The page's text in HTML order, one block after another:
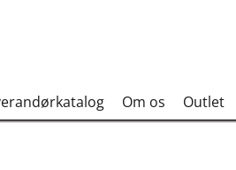
Om os Outlet